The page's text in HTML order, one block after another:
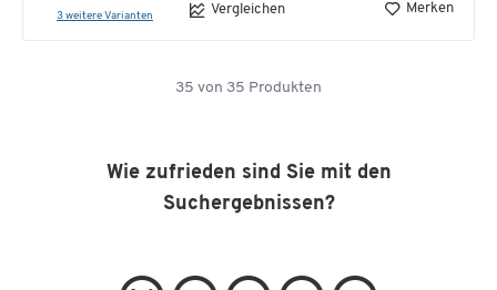
3 weitere Varianten Vergleichen Merken
35 von 35 Produkten
Wie zufrieden sind Sie mit den
Suchergebnissen?